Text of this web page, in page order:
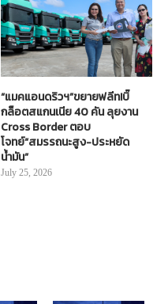
“แมคแอนดริวฯ”ขยายฟลีท!บิ๊
กล็อตสแกนเนีย 40 คัน ลุยงาน
Cross Border ตอบ
โจทย์“สมรรถนะสูง-ประหยัด
น้ำมัน”
July 25, 2026